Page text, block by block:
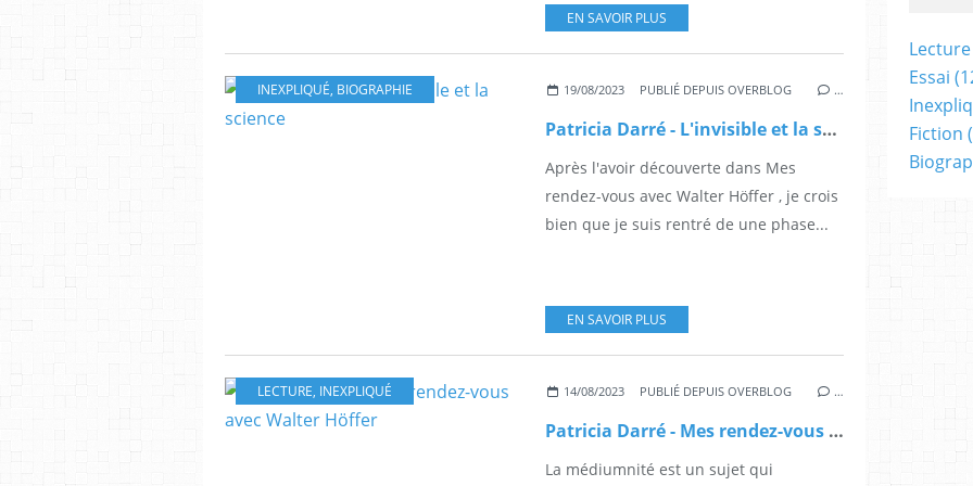
EN SAVOIR PLUS
INEXPLIQUÉ, BIOGRAPHIE 19/08/2023 PUBLIÉ DEPUIS OVERBLOG …
Patricia Darré - L'invisible et la science
Après l'avoir découverte dans Mes
rendez-vous avec Walter Höffer , je crois
bien que je suis rentré de une phase...
EN SAVOIR PLUS
LECTURE, INEXPLIQUÉ 14/08/2023 PUBLIÉ DEPUIS OVERBLOG …
Patricia Darré - Mes rendez-vous avec Walter Höffer
La médiumnité est un sujet qui
Lecture
Essai
Fiction